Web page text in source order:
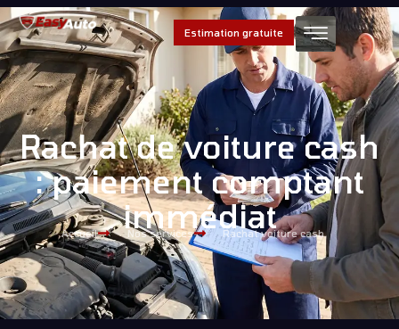
Estimation gratuite
Rachat de voiture cash
: paiement comptant
immédiat
Accueil Nos services Rachat voiture cash